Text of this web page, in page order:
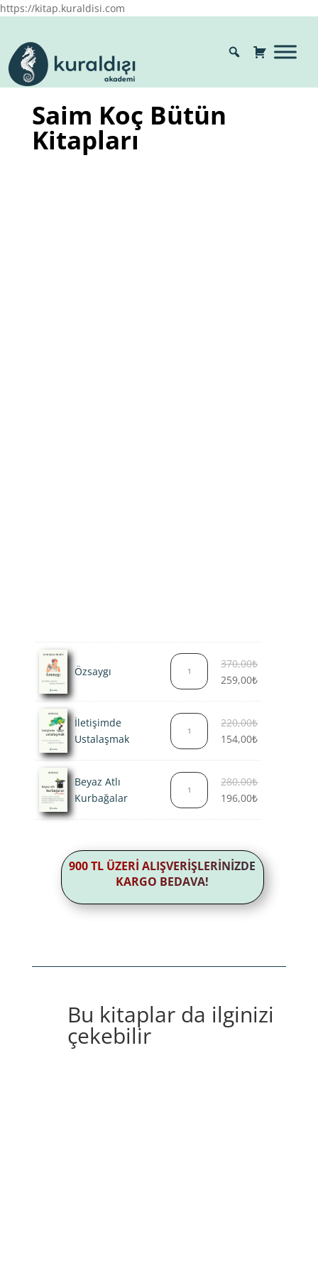
https://kitap.kuraldisi.com
Saim Koç Bütün
Kitapları
Özsaygı
370,00₺Orijinal
fiyat:
259,00₺Şu
259,00₺.
İletişimde
Ustalaşmak
220,00₺Orijinal
fiyat:
154,00₺Şu
154,00₺.
Beyaz Atlı
Kurbağalar
280,00₺Orijinal
fiyat:
196,00₺Şu
900 TL ÜZERİ ALIŞVERİŞLERİNİZDE
KARGO BEDAVA!
Bu kitaplar da ilginizi
çekebilir